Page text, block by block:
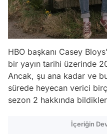
HBO başkanı Casey
bir yayın tarihi üzerinde
Ancak, şu ana kadar ve
sürede heyecan verici
sezon 2 hakkında
İçeriğin